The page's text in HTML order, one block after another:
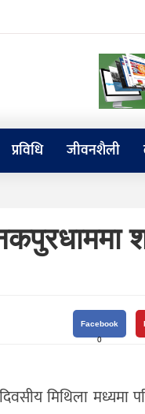
प्रविधि जीवनशैली
Facebook
0
मिथिला मध्यमा